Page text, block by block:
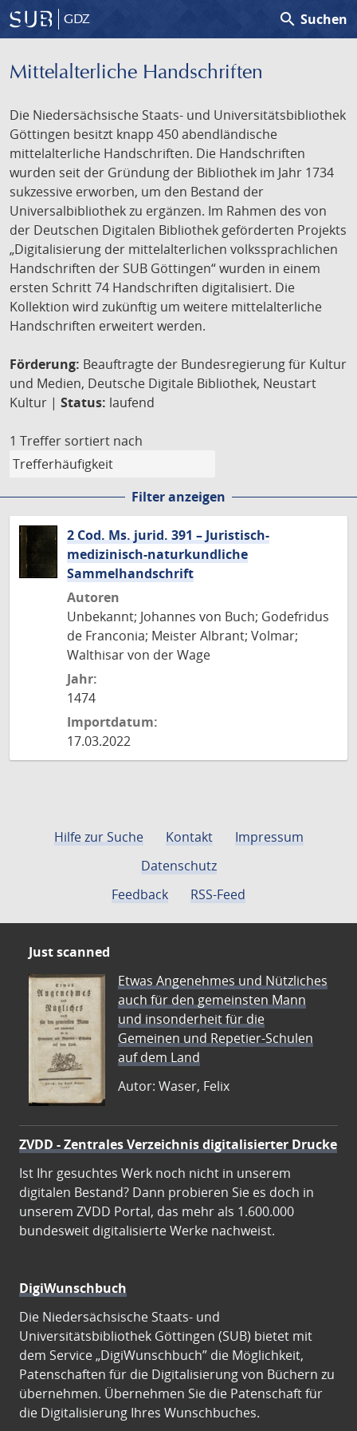
GDZ search Suchen
Mittelalterliche Handschriften
Die Niedersächsische Staats- und Universitätsbibliothek
Göttingen besitzt knapp 450 abendländische
mittelalterliche Handschriften. Die Handschriften
wurden seit der Gründung der Bibliothek im Jahr 1734
sukzessive erworben, um den Bestand der
Universalbibliothek zu ergänzen. Im Rahmen des von
der Deutschen Digitalen Bibliothek geförderten Projekts
„Digitalisierung der mittelalterlichen volkssprachlichen
Handschriften der SUB Göttingen“ wurden in einem
ersten Schritt 74 Handschriften digitalisiert. Die
Kollektion wird zukünftig um weitere mittelalterliche
Handschriften erweitert werden.
Förderung: Beauftragte der Bundesregierung für Kultur
und Medien, Deutsche Digitale Bibliothek, Neustart
Kultur | Status: laufend
1 Treffer sortiert nach
Filter anzeigen
2 Cod. Ms. jurid. 391 – Juristisch-
medizinisch-naturkundliche
Sammelhandschrift
Autoren
Unbekannt; Johannes von Buch; Godefridus
de Franconia; Meister Albrant; Volmar;
Walthisar von der Wage
Jahr:
1474
Importdatum:
17.03.2022
Hilfe zur Suche Kontakt
Impressum
Datenschutz
Feedback
RSS-Feed
Just scanned
Etwas Angenehmes und Nützliches
auch für den gemeinsten Mann
und insonderheit für die
Gemeinen und Repetier-Schulen
auf dem Land
Autor: Waser, Felix
ZVDD - Zentrales Verzeichnis digitalisierter Drucke
Ist Ihr gesuchtes Werk noch nicht in unserem
digitalen Bestand? Dann probieren Sie es doch in
unserem ZVDD Portal, das mehr als 1.600.000
bundesweit digitalisierte Werke nachweist.
DigiWunschbuch
Die Niedersächsische Staats- und
Universitätsbibliothek Göttingen (SUB) bietet mit
dem Service „DigiWunschbuch” die Möglichkeit,
Patenschaften für die Digitalisierung von Büchern zu
übernehmen. Übernehmen Sie die Patenschaft für
die Digitalisierung Ihres Wunschbuches.